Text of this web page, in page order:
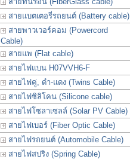
สายแบตเตอรี่รถยนต์ (Battery cable)
สายพาวเวอร์คอม (Powercord
Cable)
สายแพ (Flat cable)
สายไฟแบน H07VVH6-F
สายไฟคู่, ดำ-แดง (Twins Cable)
สายไฟซิลิโคน (Silicone cable)
สายไฟโซลาเซลล์ (Solar PV Cable)
สายไฟเบอร์ (Fiber Optic Cable)
สายไฟรถยนต์ (Automobile Cable)
สายไฟสปริง (Spring Cable)